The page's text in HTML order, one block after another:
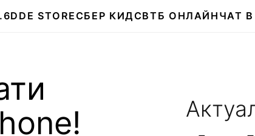
DDE STORE СБЕР КИДСВТБ ОНЛАЙН ЧАТ В